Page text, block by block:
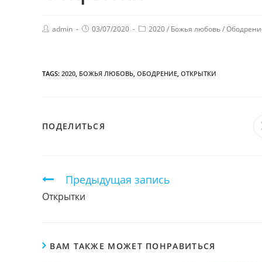
admin 03/07/2020 2020/ Божья любовь/
TAGS: 2020 БОЖЬЯ ЛЮБОВЬ ОБОДРЕНИЕ ОТКРЫТКИ
ПОДЕЛИТЬСЯ
Продолжить
чтение
Предыдущая запись
Открытки
ВАМ ТАКЖЕ МОЖЕТ ПОНРАВИТЬСЯ